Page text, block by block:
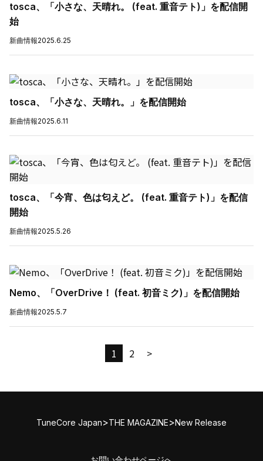
tosca、「小さな、天晴れ。 (feat. 重音テト)」を配信開
始
新曲情報2025.6.25
tosca、「小さな、天晴れ。」を配信開始
新曲情報2025.6.11
tosca、「今宵、色は匂えど。 (feat. 重音テト)」を配信
開始
新曲情報2025.5.26
Nemo、「OverDrive！ (feat. 初音ミク)」を配信開始
新曲情報2025.5.7
1 2 >
TuneCore Japan>THE MAGAZINE>New Release